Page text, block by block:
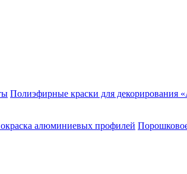
Полиэфирные краски для декорирования
алюминиевых профилей